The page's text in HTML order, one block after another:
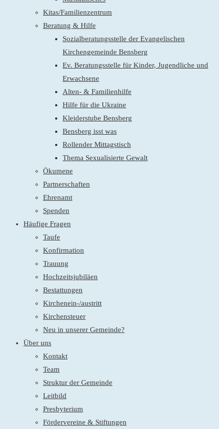
Kitas/Familienzentrum
Beratung & Hilfe
Sozialberatungsstelle der Evangelischen
Kirchengemeinde Bensberg
Ev. Beratungsstelle für Kinder, Jugendliche und
Erwachsene
Alten- & Familienhilfe
Hilfe für die Ukraine
Kleiderstube Bensberg
Bensberg isst was
Rollender Mittagstisch
Thema Sexualisierte Gewalt
Ökumene
Partnerschaften
Ehrenamt
Spenden
Häufige Fragen
Taufe
Konfirmation
Trauung
Hochzeitsjubiläen
Bestattungen
Kirchenein-/austritt
Kirchensteuer
Neu in unserer Gemeinde?
Über uns
Kontakt
Team
Struktur der Gemeinde
Leitbild
Presbyterium
Fördervereine & Stiftungen